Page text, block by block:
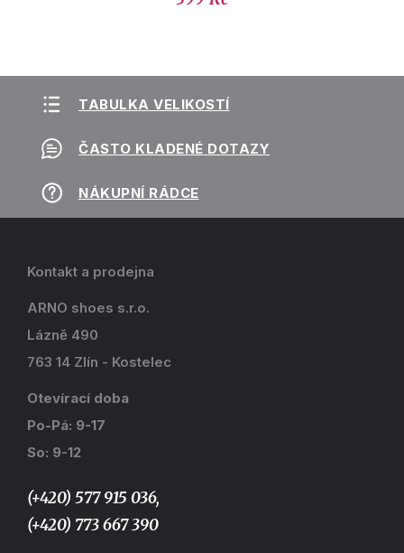
TABULKA VELIKOSTÍ
ČASTO KLADENÉ DOTAZY
NÁKUPNÍ RÁDCE
Kontakt a prodejna
ARNO shoes s.r.o.
Lázně 490
763 14 Zlín - Kostelec
Otevírací doba
Po-Pá: 9-17
So: 9-12
(+420) 577 915 036,
(+420) 773 667 390